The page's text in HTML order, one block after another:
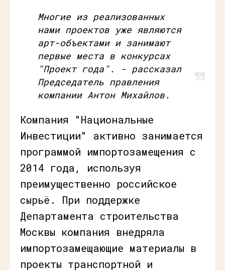
Многие из реализованных
нами проектов уже являются
арт-объектами и занимают
первые места в конкурсах
"Проект года". - рассказал
Председатель правления
компании Антон Михайлов.
Компания "Национальные
Инвестиции" активно занимается
программой импортозамещения с
2014 года, используя
преимущественно российское
сырьё. При поддержке
Департамента строительства
Москвы компания внедряла
импортозамещающие материалы в
проекты транспортной и